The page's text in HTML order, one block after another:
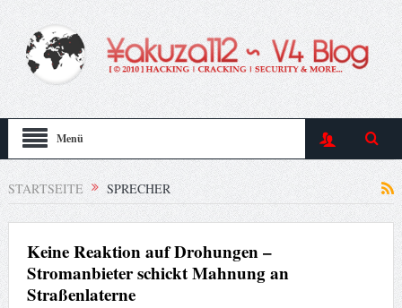
Menü
STARTSEITE SPRECHER
Keine Reaktion auf Drohungen –
Stromanbieter schickt Mahnung an
Straßenlaterne